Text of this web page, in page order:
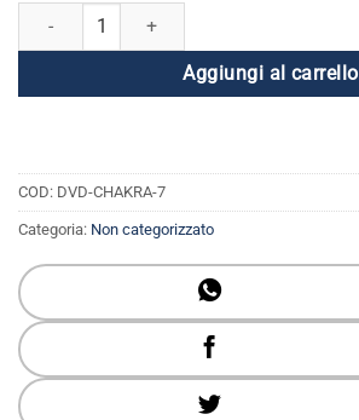
La serie di DVD Chakra 7 quantità
Aggiungi al carrello
COD: DVD-CHAKRA-7
Categoria: Non categorizzato